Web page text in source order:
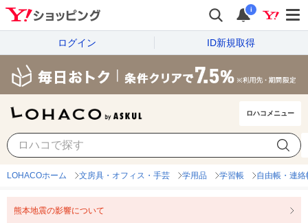
i
ログイン ID新規取得
ロハコメニュー
LOHACOホーム 文房具・オフィス・手芸 学用品 学習帳 自由帳・連絡
熊本地震の影響について